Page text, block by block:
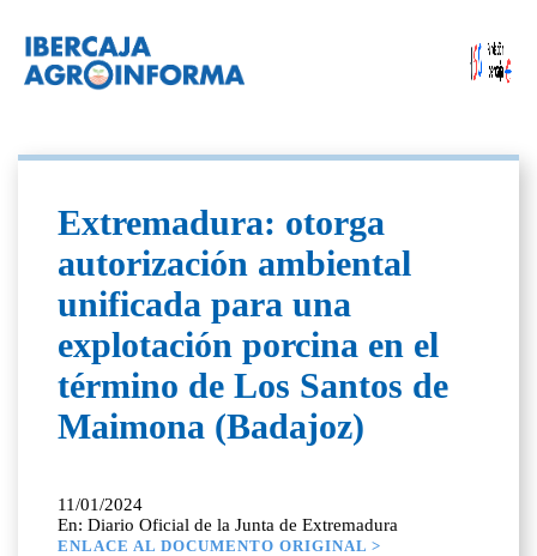
Extremadura: otorga
autorización ambiental
unificada para una
explotación porcina en el
término de Los Santos de
Maimona (Badajoz)
11/01/2024
En: Diario Oficial de la Junta de Extremadura
ENLACE AL DOCUMENTO ORIGINAL >